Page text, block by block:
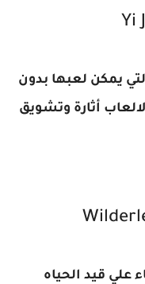
Yi
يمكن لعبها بدون
أثارة وتشويق
علي قيد الحياه